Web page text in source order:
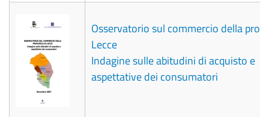
Osservatorio sul commercio della
Lecce
Indagine sulle abitudini di acquisto e
aspettative dei consumatori